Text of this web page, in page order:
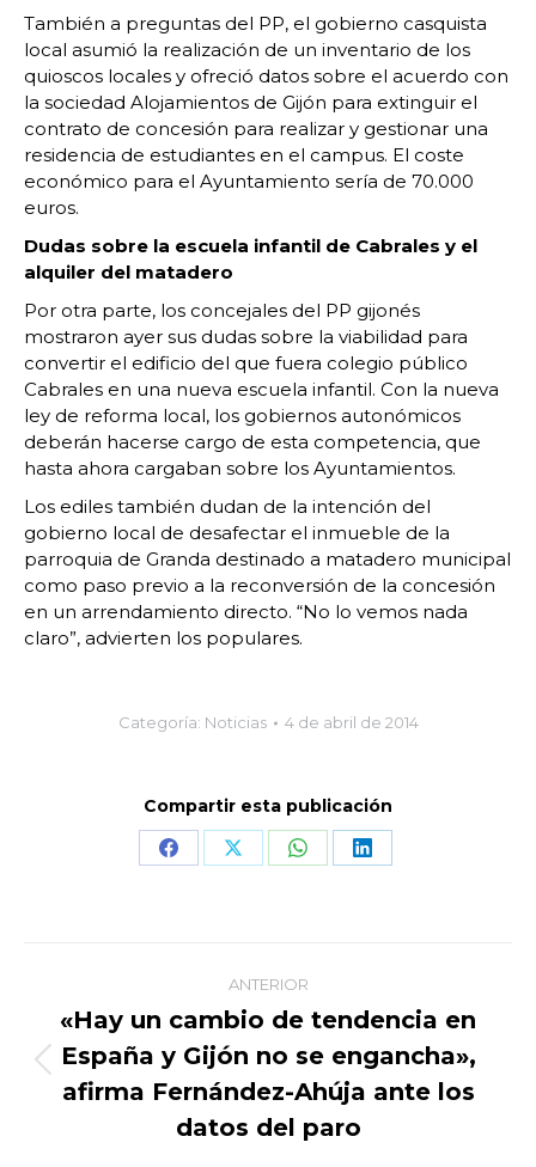
También a preguntas del PP, el gobierno casquista
local asumió la realización de un inventario de los
quioscos locales y ofreció datos sobre el acuerdo con
la sociedad Alojamientos de Gijón para extinguir el
contrato de concesión para realizar y gestionar una
residencia de estudiantes en el campus. El coste
económico para el Ayuntamiento sería de 70.000
euros.
Dudas sobre la escuela infantil de Cabrales y el
alquiler del matadero
Por otra parte, los concejales del PP gijonés
mostraron ayer sus dudas sobre la viabilidad para
convertir el edificio del que fuera colegio público
Cabrales en una nueva escuela infantil. Con la nueva
ley de reforma local, los gobiernos autonómicos
deberán hacerse cargo de esta competencia, que
hasta ahora cargaban sobre los Ayuntamientos.
Los ediles también dudan de la intención del
gobierno local de desafectar el inmueble de la
parroquia de Granda destinado a matadero municipal
como paso previo a la reconversión de la concesión
en un arrendamiento directo. “No lo vemos nada
claro”, advierten los populares.
Categoría: Noticias 4 de abril de 2014
Compartir esta publicación
Share Share Share Share
Navegación
entre
publicaciones
ANTERIOR
Publicación
anterior:
«Hay un cambio de tendencia en
España y Gijón no se engancha»,
afirma Fernández-Ahúja ante los
datos del paro